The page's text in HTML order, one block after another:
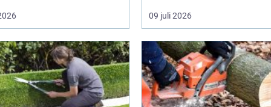
09 juli 2026